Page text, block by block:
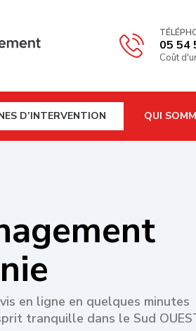
05 54
Coût
D’INTERVENTION QUI
en ligne en quelques minutes
tranquille dans le Sud